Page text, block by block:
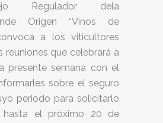
Regulador dela
Origen “Vinos de
a los viticultores
reuniones que celebrará a
presente semana con el
sobre el seguro
periodo para solicitarlo
hasta el próximo 20 de